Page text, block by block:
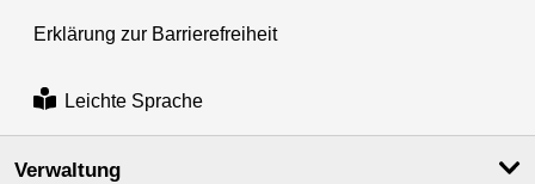
Erklärung zur Barrierefreiheit
Leichte Sprache
Verwaltung